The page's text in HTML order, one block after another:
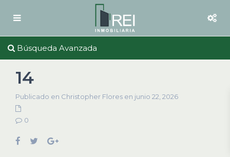
Búsqueda Avanzada
14
Publicado en Christopher Flores en junio 22, 2026
0